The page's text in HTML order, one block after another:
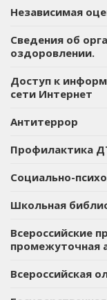
Независимая
Сведения об
оздоровлении.
Доступ к
сети Интернет
Антитеррор
Профилактика
Социально-
Школьная
Всероссийские
промежуточная
Всероссийская